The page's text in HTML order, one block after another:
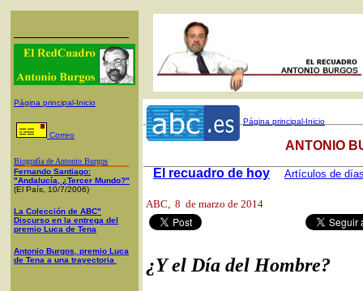
Página principal-Inicio
Correo
Biografía de Antonio Burgos
Fernando Santiago:
"Andalucía, ¿Tercer Mundo?"
(El País, 10/7/2006)
La Colección de ABC"
Discurso en la entrega del
premio Luca de Tena
Antonio Burgos, premio Luca
de Tena a una trayectoria
Página principal-Inicio
El recuadro de hoy Artículos de
ANTONIO
ABC, 8 de marzo de 2014
¿Y el Día del Hombre?